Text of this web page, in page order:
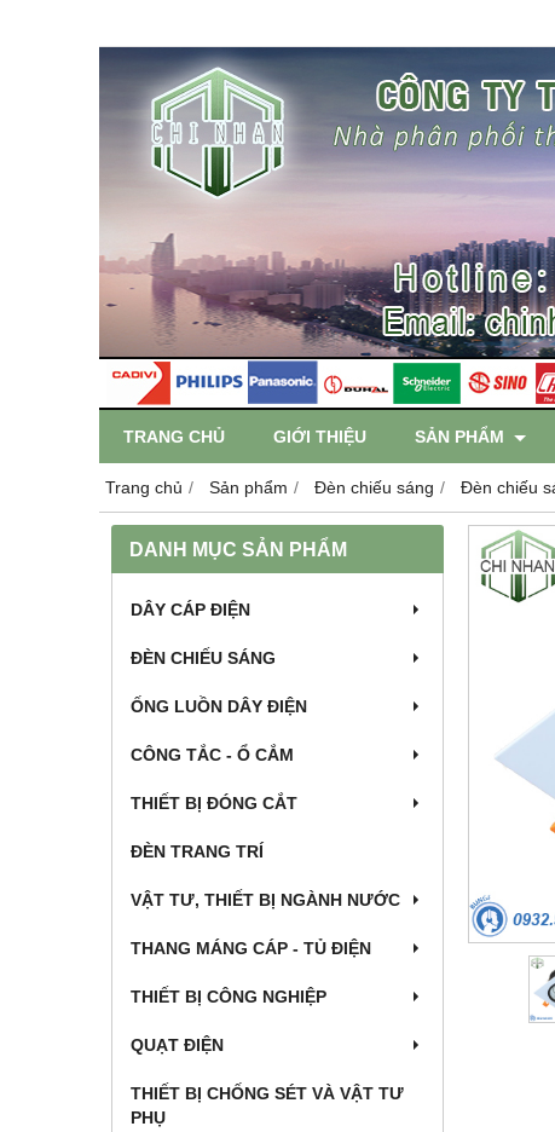
TRANG CHỦ GIỚI THIỆU SẢN PHẨM
Trang chủ Sản phẩm Đèn chiếu sáng Đèn chiếu
DANH MỤC SẢN PHẨM
DÂY CÁP ĐIỆN
ĐÈN CHIẾU SÁNG
ỐNG LUỒN DÂY ĐIỆN
CÔNG TẮC - Ổ CẮM
THIẾT BỊ ĐÓNG CẮT
ĐÈN TRANG TRÍ
VẬT TƯ, THIẾT BỊ NGÀNH NƯỚC
THANG MÁNG CÁP - TỦ ĐIỆN
THIẾT BỊ CÔNG NGHIỆP
QUẠT ĐIỆN
THIẾT BỊ CHỐNG SÉT VÀ VẬT TƯ
PHỤ